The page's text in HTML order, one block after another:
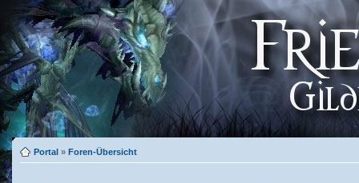
Portal » Foren-Übersicht